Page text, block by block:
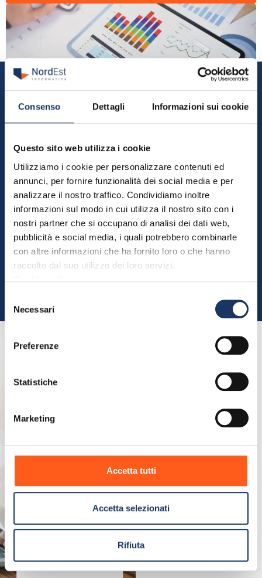
Consenso Dettagli Informazioni sui cookie
Questo sito web utilizza i cookie
Utilizziamo i cookie per personalizzare contenuti ed
annunci, per fornire funzionalità dei social media e per
analizzare il nostro traffico. Condividiamo inoltre
informazioni sul modo in cui utilizza il nostro sito con i
nostri partner che si occupano di analisi dei dati web,
pubblicità e social media, i quali potrebbero combinarle
con altre informazioni che ha fornito loro o che hanno
raccolto dal suo utilizzo dei loro servizi.
delNecessari
Preferenze
Statistiche
Marketing
Accetta tutti
Accetta selezionati
Rifiuta
Assistenza
Business Intelligence
Intelligence
Invia un'email
IN CONTATTO
Aggiornamenti,
creare dei
valore e che
nostra newsletter.